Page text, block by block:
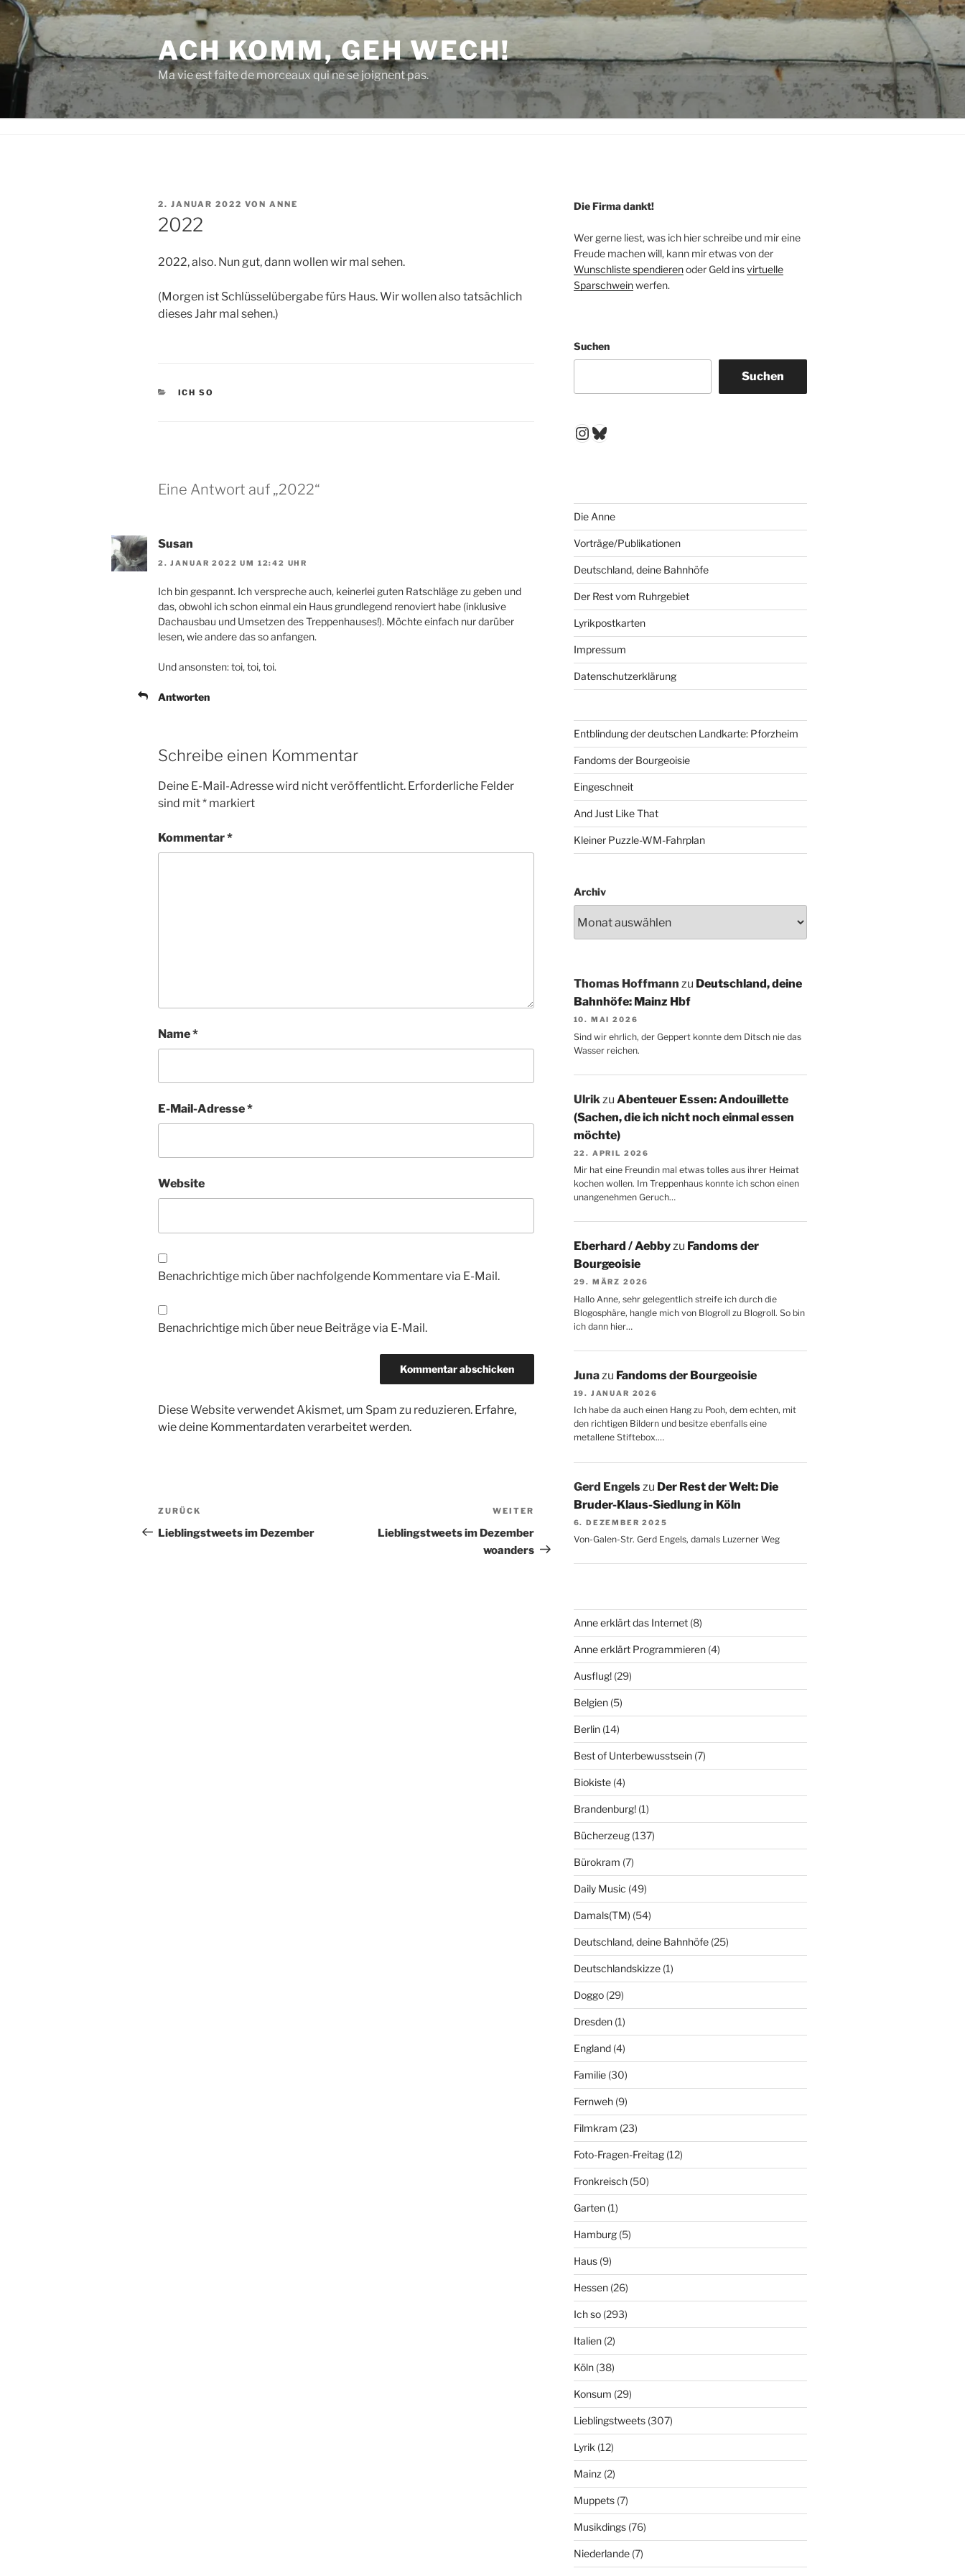
Zum
Inhalt
springen
ACH KOMM, GEH WECH!
Ma vie est faite de morceaux qui ne se joignent pas.
VERÖFFENTLICHT
AM
2. JANUAR 2022 VON ANNE
2022
2022, also. Nun gut, dann wollen wir mal sehen.
(Morgen ist Schlüsselübergabe fürs Haus. Wir wollen also tatsächlich
dieses Jahr mal sehen.)
KATEGORIEN
ICH SO
Eine Antwort auf „2022“
Susan
2. JANUAR 2022 UM 12:42 UHR
Ich bin gespannt. Ich verspreche auch, keinerlei guten Ratschläge zu geben und
das, obwohl ich schon einmal ein Haus grundlegend renoviert habe (inklusive
Dachausbau und Umsetzen des Treppenhauses!). Möchte einfach nur darüber
lesen, wie andere das so anfangen.
Und ansonsten: toi, toi, toi.
Antworten
Schreibe einen Kommentar
Deine E-Mail-Adresse wird nicht veröffentlicht. Erforderliche Felder
sind mit* markiert
Kommentar*
Name*
E-Mail-Adresse*
Website
Benachrichtige mich über nachfolgende Kommentare via E-Mail.
Benachrichtige mich über neue Beiträge via E-Mail.
Diese Website verwendet Akismet, um Spam zu reduzieren. Erfahre,
wie deine Kommentardaten verarbeitet werden.
Beitragsnavigation
Vorheriger
Beitrag
ZURÜCK
Lieblingstweets im Dezember
Nächster
Beitrag
WEITER
Lieblingstweets im Dezember
woanders
Die Firma dankt!
Wer gerne liest, was ich hier schreibe und mir eine
Freude machen will, kann mir etwas von der
Wunschliste spendierenoder Geld insvirtuelle
Sparschweinwerfen.
Suchen
Suchen
Instagram
Bluesky
Die Anne
Vorträge/Publikationen
Deutschland, deine Bahnhöfe
Der Rest vom Ruhrgebiet
Lyrikpostkarten
Impressum
Datenschutzerklärung
Entblindung der deutschen Landkarte: Pforzheim
Fandoms der Bourgeoisie
Eingeschneit
And Just Like That
Kleiner Puzzle-WM-Fahrplan
Archiv
Thomas Hoffmann zu Deutschland, deine
Bahnhöfe: Mainz Hbf
10. MAI 2026
Sind wir ehrlich, der Geppert konnte dem Ditsch nie das
Wasser reichen.
Ulrikzu Abenteuer Essen: Andouillette
(Sachen, die ich nicht noch einmal essen
möchte)
22. APRIL 2026
Mir hat eine Freundin mal etwas tolles aus ihrer Heimat
kochen wollen. Im Treppenhaus konnte ich schon einen
unangenehmen Geruch…
Eberhard / Aebbyzu Fandoms der
Bourgeoisie
29. MÄRZ 2026
Hallo Anne, sehr gelegentlich streife ich durch die
Blogosphäre, hangle mich von Blogroll zu Blogroll. So bin
ich dann hier…
Junazu Fandoms der Bourgeoisie
19. JANUAR 2026
Ich habe da auch einen Hang zu Pooh, dem echten, mit
den richtigen Bildern und besitze ebenfalls eine
metallene Stiftebox.…
Gerd Engelszu Der Rest der Welt: Die
Bruder-Klaus-Siedlung in Köln
6. DEZEMBER 2025
Von-Galen-Str. Gerd Engels, damals Luzerner Weg
Anne erklärt das Internet(8)
Anne erklärt Programmieren(4)
Ausflug!(29)
Belgien(5)
Berlin(14)
Best of Unterbewusstsein(7)
Biokiste(4)
Brandenburg!(1)
Bücherzeug(137)
Bürokram (7)
Daily Music (49)
Damals(TM) (54)
Deutschland, deine Bahnhöfe(25)
Deutschlandskizze(1)
Doggo(29)
Dresden(1)
England(4)
Familie(30)
Fernweh(9)
Filmkram (23)
Foto-Fragen-Freitag(12)
Fronkreisch(50)
Garten(1)
Hamburg(5)
Haus(9)
Hessen(26)
Ich so(293)
Italien(2)
Köln(38)
Konsum (29)
Lieblingstweets(307)
Lyrik (12)
Mainz (2)
Muppets(7)
Musikdings(76)
Niederlande(7)